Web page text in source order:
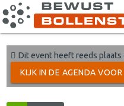
Dit event heeft reeds plaats
KIJK IN DE AGENDA